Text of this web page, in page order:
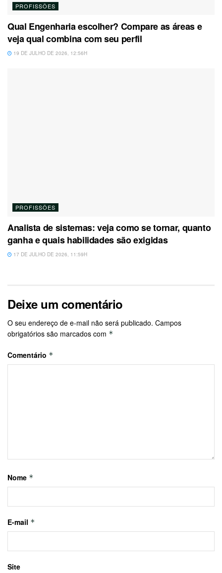
PROFISSÕES
Qual Engenharia escolher? Compare as áreas e
veja qual combina com seu perfil
19 DE JULHO DE 2026, 12:56H
PROFISSÕES
Analista de sistemas: veja como se tornar, quanto
ganha e quais habilidades são exigidas
17 DE JULHO DE 2026, 11:59H
Deixe um comentário
O seu endereço de e-mail não será publicado. Campos
obrigatórios são marcados com *
Comentário *
Nome *
E-mail *
Site